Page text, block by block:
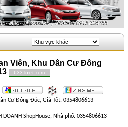
Viên, Khu Dân Cư Đông
633 lượt xem
Cư Đông Đúc, Giá Tốt. 0354806613
DOANH ShopHouse, Nhà phố. 0354806613